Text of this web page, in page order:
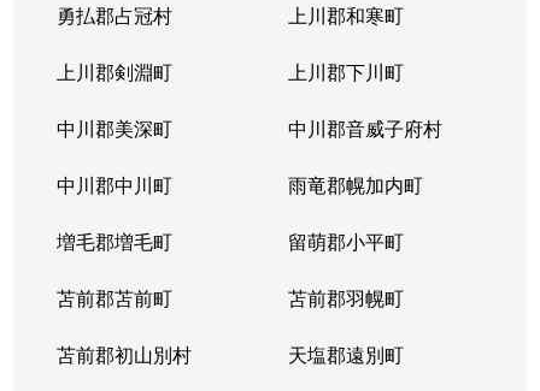
勇払郡占冠村 上川郡和寒町
上川郡剣淵町 上川郡下川町
中川郡美深町 中川郡音威子府村
中川郡中川町 雨竜郡幌加内町
増毛郡増毛町 留萌郡小平町
苫前郡苫前町 苫前郡羽幌町
苫前郡初山別村 天塩郡遠別町